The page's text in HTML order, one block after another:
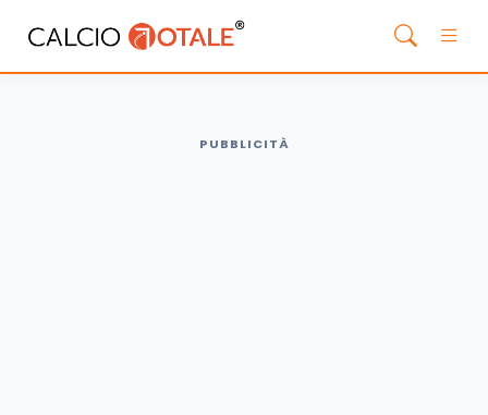
PUBBLICITÀ